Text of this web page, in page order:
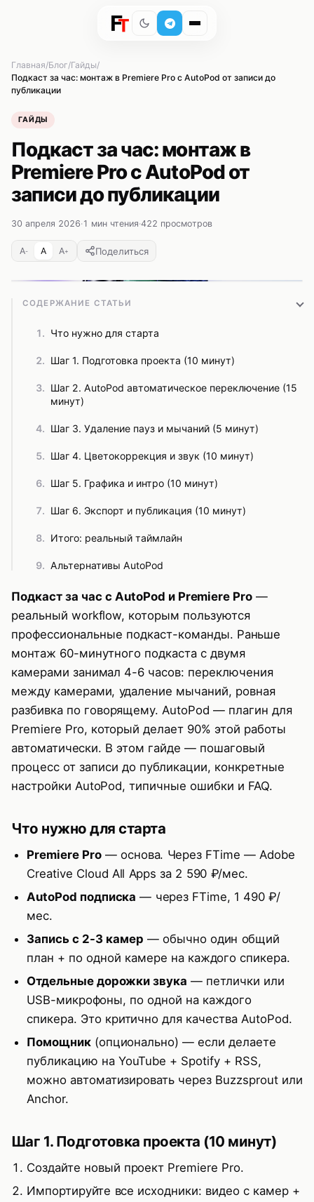
Главная Блог Гайды
Подкаст за час: монтаж в Premiere Pro с AutoPod от записи до
публикации
ГАЙДЫ
Подкаст за час: монтаж в
Premiere Pro с AutoPod от
записи до публикации
30 апреля 2026· 1 мин чтения·422 просмотров
A- A A+ Поделиться
СОДЕРЖАНИЕ СТАТЬИ
Что нужно для старта
Шаг 1. Подготовка проекта (10 минут)
Шаг 2. AutoPod автоматическое переключение (15
минут)
Шаг 3. Удаление пауз и мычаний (5 минут)
Шаг 4. Цветокоррекция и звук (10 минут)
Шаг 5. Графика и интро (10 минут)
Шаг 6. Экспорт и публикация (10 минут)
Итого: реальный таймлайн
Альтернативы AutoPod
Частые проблемы и решения
AutoPod переключает на не того спикера
Слишком частые переключения
Слишком резкие переходы
Cut Silence удалил слишком много
Связанные статьи
Подкаст за час с AutoPod и Premiere Pro —
реальный workflow, которым пользуются
профессиональные подкаст-команды. Раньше
монтаж 60-минутного подкаста с двумя
камерами занимал 4-6 часов: переключения
между камерами, удаление мычаний, ровная
разбивка по говорящему. AutoPod — плагин для
Premiere Pro, который делает 90% этой работы
автоматически. В этом гайде — пошаговый
процесс от записи до публикации, конкретные
настройки AutoPod, типичные ошибки и FAQ.
Что нужно для старта
Premiere Pro— основа. Через FTime —Adobe
Creative Cloud All Apps за 2 590 ₽/мес.
AutoPod подписка — через FTime, 1 490 ₽/
мес.
Запись с 2-3 камер — обычно один общий
план + по одной камере на каждого спикера.
Отдельные дорожки звука — петлички или
USB-микрофоны, по одной на каждого
спикера. Это критично для качества AutoPod.
Помощник(опционально) — если делаете
публикацию на YouTube + Spotify + RSS,
можно автоматизировать через Buzzsprout или
Anchor.
Шаг 1. Подготовка проекта (10 минут)
Создайте новый проект Premiere Pro.
Импортируйте все исходники: видео с камер +